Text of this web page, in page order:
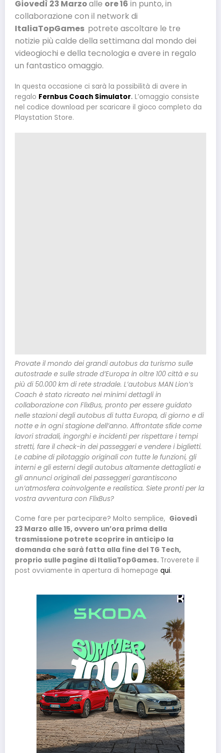
Giovedì 23 Marzoalle ore 16 in punto, in
collaborazione con il network di
ItaliaTopGames potrete ascoltare le tre
notizie più calde della settimana dal mondo dei
videogiochi e della tecnologia e avere in regalo
un fantastico omaggio.
In questa occasione ci sarà la possibilità di avere in
regalo Fernbus Coach Simulator. L’omaggio consiste
nel codice download per scaricare il gioco completo da
Playstation Store.
Provate il mondo dei grandi autobus da turismo sulle
autostrade e sulle strade d’Europa in oltre 100 città e su
più di 50.000 km di rete stradale. L’autobus MAN Lion’s
Coach è stato ricreato nei minimi dettagli in
collaborazione con FlixBus, pronto per essere guidato
nelle stazioni degli autobus di tutta Europa, di giorno e di
notte e in ogni stagione dell’anno. Affrontate sfide come
lavori stradali, ingorghi e incidenti per rispettare i tempi
stretti, fare il check-in dei passeggeri e vendere i biglietti.
Le cabine di pilotaggio originali con tutte le funzioni, gli
interni e gli esterni degli autobus altamente dettagliati e
gli annunci originali dei passeggeri garantiscono
un’atmosfera coinvolgente e realistica. Siete pronti per la
vostra avventura con FlixBus?
Come fare per partecipare? Molto semplice, Giovedì
23 Marzo alle 15, ovvero un’ora prima della
trasmissione potrete scoprire in anticipo la
domanda che sarà fatta alla fine del TG Tech,
proprio sulle pagine di ItaliaTopGames. Troverete il
post ovviamente in apertura di homepage qui.